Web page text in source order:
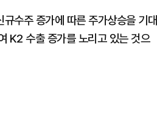
수주 증가에 따른 주가상승을 기대
K2 수출 증가를 노리고 있는 것으